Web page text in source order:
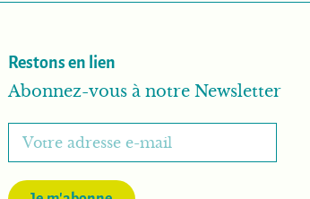
Restons en lien
Abonnez-vous à notre Newsletter